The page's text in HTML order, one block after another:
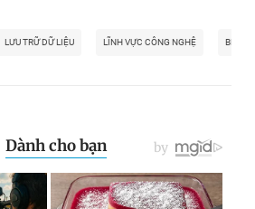
LƯU TRỮ DỮ LIỆU LĨNH VỰC CÔNG NGHỆ